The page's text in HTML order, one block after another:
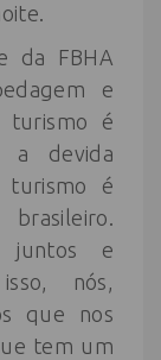
da FBHA
e
turismo é
a devida
turismo é
juntos e
nós,
que nos
tem um